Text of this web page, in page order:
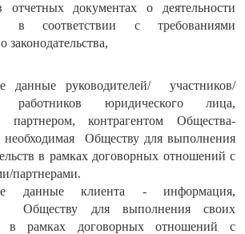
отчетных документах о деятельности
в соответствии с требованиями
законодательства,
данные руководителей/ участников/
работников юридического лица,
партнером, контрагентом Общества-
необходимая Обществу для выполнения
в рамках договорных отношений с
партнерами.
данные клиента - информация,
Обществу для выполнения своих
в рамках договорных отношений с